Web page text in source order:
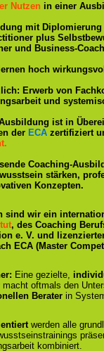
Nutzen in einer
mit
plus
und Business-
hoch
Erwerb von
und
ist in
der ECA zertifiziert
Coaching-
stärken,
Konzepten.
sind wir ein
, des Coaching
e. V. und
ECA (Master
Eine gezielte,
macht oftmals den
Berater in
werden alle
kombiniert.